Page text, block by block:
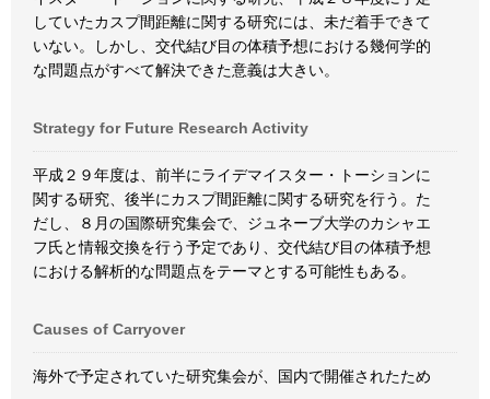
していたカスプ間距離に関する研究には、未だ着手できて
いない。しかし、交代結び目の体積予想における幾何学的
な問題点がすべて解決できた意義は大きい。
Strategy for Future Research Activity
平成２９年度は、前半にライデマイスター・トーションに
関する研究、後半にカスプ間距離に関する研究を行う。た
だし、８月の国際研究集会で、ジュネーブ大学のカシャエ
フ氏と情報交換を行う予定であり、交代結び目の体積予想
における解析的な問題点をテーマとする可能性もある。
Causes of Carryover
海外で予定されていた研究集会が、国内で開催されたため